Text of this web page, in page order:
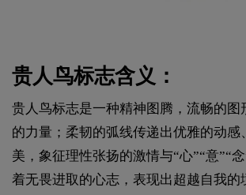
贵人鸟标志含义：
贵人鸟标志是一种精神图腾，流畅的图
的力量；柔韧的弧线传递出优雅的动感
美，象征理性张扬的激情与“心”“意”“
着无畏进取的心志，表现出超越自我的